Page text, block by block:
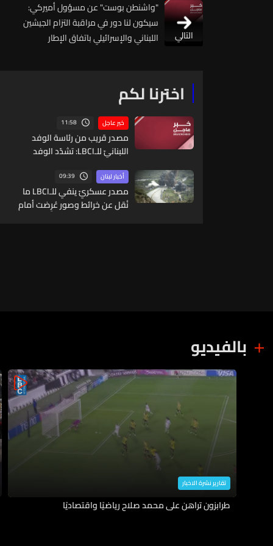
التالي
"واشنطن بوست" عن مسؤول أميركي:
سيكون لنا دور في مراقبة التزام الجيشين
اللبناني والإسرائيلي باتفاق الإطار
اخترنا لكم
خبر عاجل 11:58
مصدر قريب من رئاسة الوفد
اللبنانيّ للـLBCI: تشدّد الوفد
روما ويتمسّك بتحقيق تقدّم في
وقف شامل لإطلاق النار على
كامل الأراضي و⁠وقف عمليات
أخبار لبنان 09:39
مصدر عسكريّ ينفي للـLBCI ما
نُقل عن خرائط وصور عُرِضت أمام
بالفيديو
تقارير نشرة الاخبار
طرابزون تراهن على محمد صلاح رياضيًا واقتصاديًا